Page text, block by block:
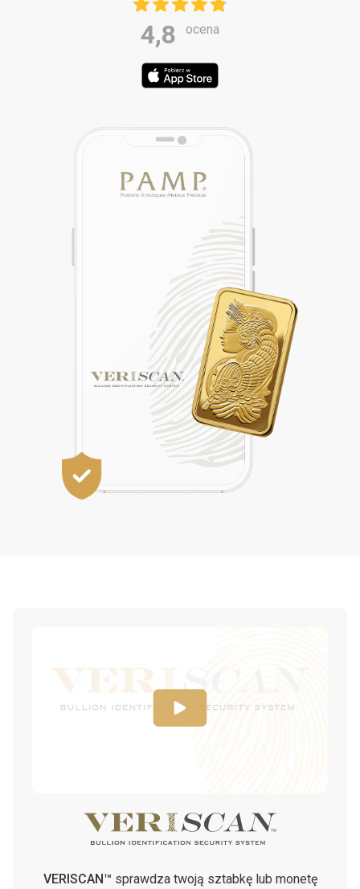
4,8 ocena
VERISCAN™ sprawdza twoją sztabkę lub monetę